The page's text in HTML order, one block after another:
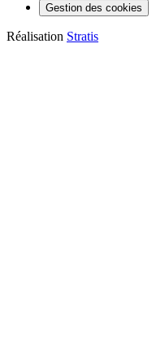
Gestion des cookies
Réalisation Stratis